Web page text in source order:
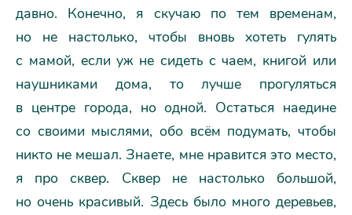
давно. Конечно, я скучаю по тем временам,
но не настолько, чтобы вновь хотеть гулять
с мамой, если уж не сидеть с чаем, книгой или
наушниками дома, то лучше прогуляться
в центре города, но одной. Остаться наедине
со своими мыслями, обо всём подумать, чтобы
никто не мешал. Знаете, мне нравится это место,
я про сквер. Сквер не настолько большой,
но очень красивый. Здесь было много деревьев,